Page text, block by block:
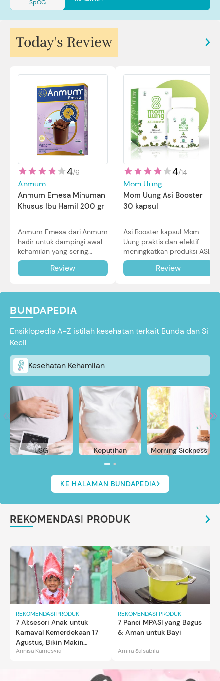
SpOG
Today's Review
4/6
Anmum
Anmum Emesa Minuman
Khusus Ibu Hamil 200 gr
Anmum Emesa dari Anmum
hadir untuk dampingi awal
kehamilan yang sering
diiringi dengan mual dan
muntah. Simak reviewnya di
Review
4/14
Mom Uung
Mom Uung Asi Booster
30 kapsul
Asi Booster kapsul Mom
Uung praktis dan efektif
meningkatkan produksi ASI
Bunda untuk Si Kecil. Simak
review lengkapnya di sini.
Review
BUNDAPEDIA
Ensiklopedia A-Z istilah kesehatan terkait Bunda dan Si
Kecil
Kesehatan Kehamilan
USG Keputihan Morning Sickness
KE HALAMAN BUNDAPEDIA
REKOMENDASI PRODUK
REKOMENDASI PRODUK
7 Aksesori Anak untuk
Karnaval Kemerdekaan 17
Agustus, Bikin Makin
Gemas
Annisa Karnesyia
REKOMENDASI PRODUK
7 Panci MPASI yang Bagus
& Aman untuk Bayi
Amira Salsabila